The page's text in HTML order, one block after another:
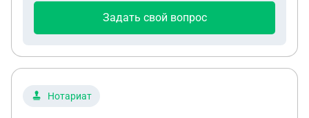
арестованы.уже больше года списывают в
кредит, который не могу теперь выплачивать. ИП
сумму 2500000, срок заканчивается через
Задать свой вопрос
Нотариат